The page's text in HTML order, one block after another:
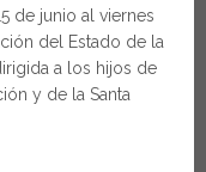
de junio al viernes
del Estado de la
a los hijos de
y de la Santa